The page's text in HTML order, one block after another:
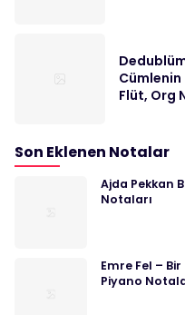
Cümlenin
Flüt, Org
Son Eklenen Notalar
Ajda Pekkan
Notaları
Emre Fel –
Piyano